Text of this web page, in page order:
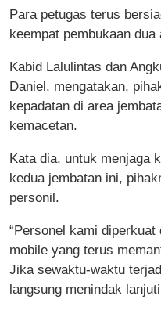
Para petugas terus
keempat pembukaan
Kabid Lalulintas dan
Daniel, mengatakan,
kepadatan di area
kemacetan.
Kata dia, untuk menjaga
kedua jembatan ini,
personil.
“Personel kami
mobile yang terus
Jika sewaktu-waktu
langsung menindak